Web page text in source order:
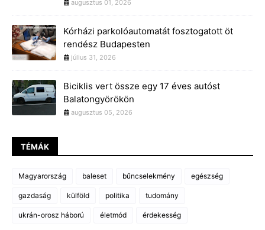
augusztus 01, 2026
Kórházi parkolóautomatát fosztogatott öt
rendész Budapesten
július 31, 2026
Biciklis vert össze egy 17 éves autóst
Balatongyörökön
augusztus 05, 2026
TÉMÁK
Magyarország baleset bűncselekmény egészség
gazdaság külföld politika tudomány
ukrán-orosz háború életmód érdekesség